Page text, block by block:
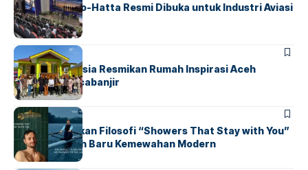
IALC Soekarno-Hatta Resmi Dibuka untuk Industri Aviasi
Dunia
BERITAHOME
AirNav Indonesia Resmikan Rumah Inspirasi Aceh
Tamiang Pascabanjir
BERITAEKBIS PRO
GROHE Hadirkan Filosofi “Showers That Stay with You”
sebagai Wajah Baru Kemewahan Modern